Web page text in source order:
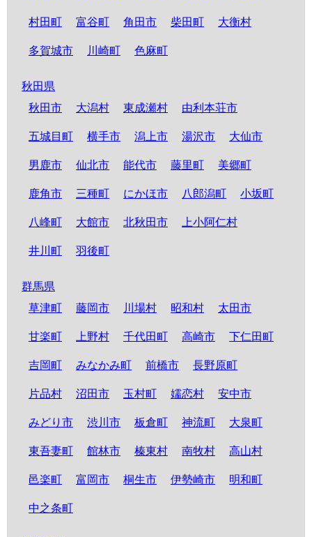
村田町 富谷町 角田市 柴田町 大衡村
多賀城市 川崎町 色麻町
秋田県
秋田市
大潟村 東成瀬村 由利本荘市
五城目町 横手市 潟上市 湯沢市 大仙市
男鹿市 仙北市 能代市 藤里町 美郷町
鹿角市 三種町 にかほ市 八郎潟町 小坂町
八峰町 大館市 北秋田市 上小阿仁村
井川町 羽後町
群馬県
草津町
藤岡市 川場村 昭和村 太田市
甘楽町 上野村 千代田町 高崎市 下仁田町
吉岡町 みなかみ町 前橋市 長野原町
片品村 沼田市 玉村町 嬬恋村 安中市
みどり市 渋川市 板倉町 神流町 大泉町
東吾妻町 館林市 榛東村 南牧村 高山村
邑楽町 富岡市 桐生市 伊勢崎市 明和町
中之条町